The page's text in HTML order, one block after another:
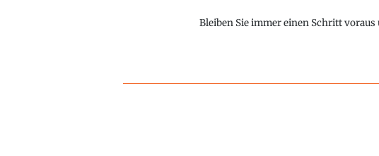
Bleiben Sie immer einen Schritt